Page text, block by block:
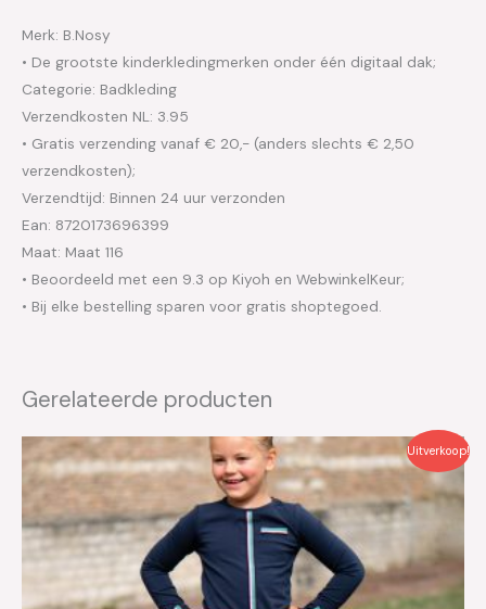
Merk: B.Nosy
• De grootste kinderkledingmerken onder één digitaal dak;
Categorie: Badkleding
Verzendkosten NL: 3.95
• Gratis verzending vanaf € 20,- (anders slechts € 2,50
verzendkosten);
Verzendtijd: Binnen 24 uur verzonden
Ean: 8720173696399
Maat: Maat 116
• Beoordeeld met een 9.3 op Kiyoh en WebwinkelKeur;
• Bij elke bestelling sparen voor gratis shoptegoed.
Gerelateerde producten
Uitverkoop!
Oorspronkelijke
prijs
was:
€39.95.
prijs
is:
€20.00.